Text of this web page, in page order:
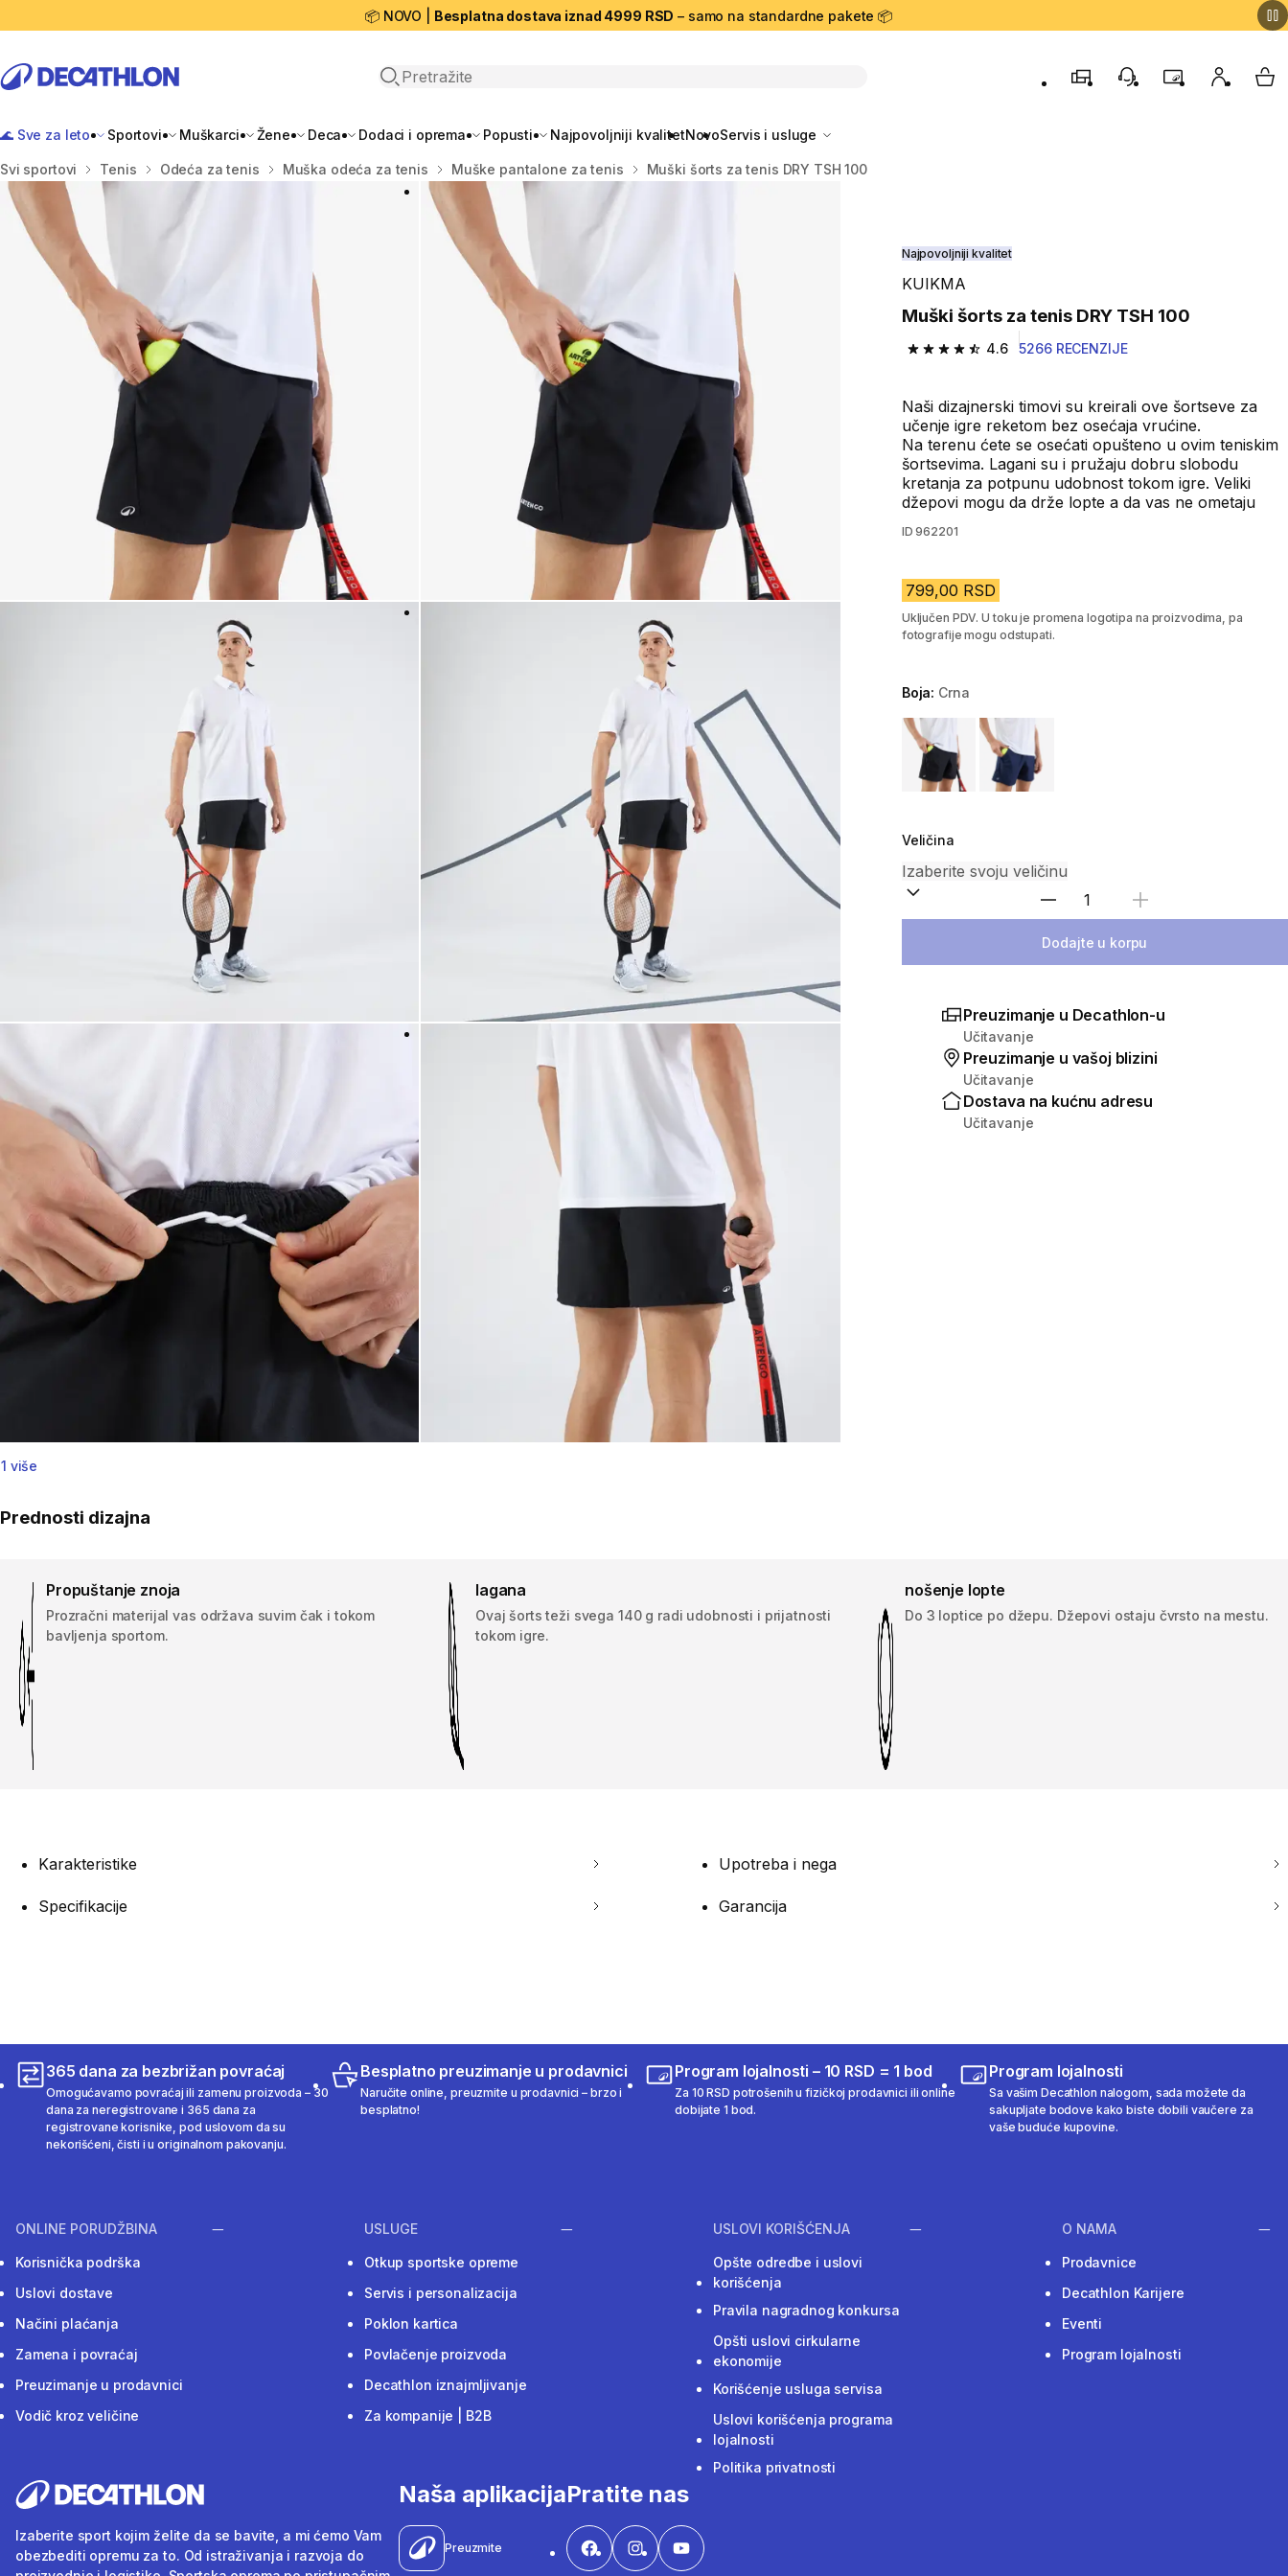
📦 NOVO | Besplatna dostava iznad 4999 RSD – samo na standardne pakete 📦
Open search
ProdavniceKorisnička podrška
ProgramMoj nalogMy
🌊 Sve za leto Sportovi Muškarci Žene Deca Dodaci i oprema Popusti Najpovoljniji kvalitetNovoServis i usluge
Početna stranica
Svi sportovi Tenis Odeća za tenis Muška odeća za tenis Muške pantalone za tenis Muški šorts za tenis DRY TSH 100
1 više
Najpovoljniji kvalitet
KUIKMA
Muški šorts za tenis DRY TSH 100
4.6
4.6 od 5 zvezdica from 5266 Recenzije
5266 RECENZIJE
Naši dizajnerski timovi su kreirali ove šortseve za
učenje igre reketom bez osećaja vrućine.
Na terenu ćete se osećati opušteno u ovim teniskim
šortsevima. Lagani su i pružaju dobru slobodu
kretanja za potpunu udobnost tokom igre. Veliki
džepovi mogu da drže lopte a da vas ne ometaju
ID 962201
799,00 RSD
Uključen PDV. U toku je promena logotipa na proizvodima, pa
fotografije mogu odstupati.
Boja: Crna
Choose a variant
Veličina
Izaberi količinu
Dodajte u korpu
Preuzimanje u Decathlon-u
Učitavanje
Preuzimanje u vašoj blizini
Učitavanje
Dostava na kućnu adresu
Učitavanje
Prednosti dizajna
Propuštanje znoja
Prozračni materijal vas održava suvim čak i tokom
bavljenja sportom.
lagana
Ovaj šorts teži svega 140 g radi udobnosti i prijatnosti
tokom igre.
nošenje lopte
Do 3 loptice po džepu. Džepovi ostaju čvrsto na mestu.
Karakteristike Upotreba i nega
Specifikacije Garancija
365 dana za bezbrižan povraćaj
Omogućavamo povraćaj ili zamenu proizvoda – 30
dana za neregistrovane i 365 dana za
registrovane korisnike, pod uslovom da su
nekorišćeni, čisti i u originalnom pakovanju.
Besplatno preuzimanje u prodavnici
Naručite online, preuzmite u prodavnici – brzo i
besplatno!
Program lojalnosti – 10 RSD = 1 bod
Za 10 RSD potrošenih u fizičkoj prodavnici ili online
dobijate 1 bod.
Program lojalnosti
Sa vašim Decathlon nalogom, sada možete da
sakupljate bodove kako biste dobili vaučere za
vaše buduće kupovine.
ONLINE PORUDŽBINA
Korisnička podrška
Uslovi dostave
Načini plaćanja
Zamena i povraćaj
Preuzimanje u prodavnici
Vodič kroz veličine
USLUGE
Otkup sportske opreme
Servis i personalizacija
Poklon kartica
Povlačenje proizvoda
Decathlon iznajmljivanje
Za kompanije | B2B
USLOVI KORIŠĆENJA
Opšte odredbe i uslovi
korišćenja
Pravila nagradnog konkursa
Opšti uslovi cirkularne
ekonomije
Korišćenje usluga servisa
Uslovi korišćenja programa
lojalnosti
Politika privatnosti
O NAMA
Prodavnice
Decathlon Karijere
Eventi
Program lojalnosti
Izaberite sport kojim želite da se bavite, a mi ćemo Vam
obezbediti opremu za to. Od istraživanja i razvoja do
Naša aplikacija
Preuzmite
Pratite nas